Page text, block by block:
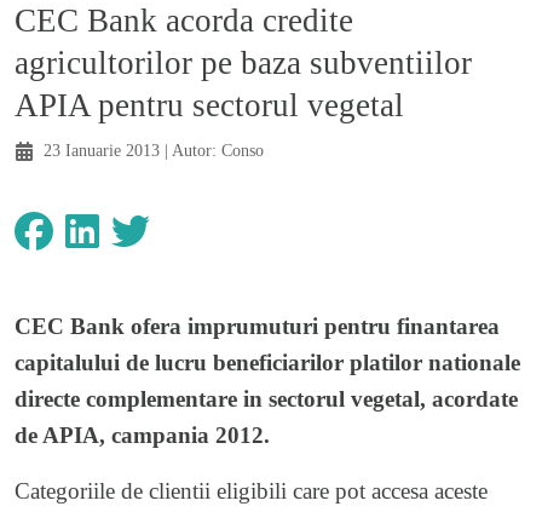
CEC Bank acorda credite
agricultorilor pe baza subventiilor
APIA pentru sectorul vegetal
23 Ianuarie 2013 | Autor: Conso
CEC Bank ofera imprumuturi pentru finantarea
capitalului de lucru beneficiarilor platilor nationale
directe complementare in sectorul vegetal, acordate
de APIA, campania 2012.
Categoriile de clientii eligibili care pot accesa aceste